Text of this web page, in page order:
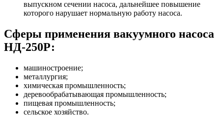
выпускном сечении насоса, дальнейшее повышение
которого нарушает нормальную работу насоса.
Сферы применения вакуумного насоса
НД-250Р:
машиностроение;
металлургия;
химическая промышленность;
деревообрабатывающая промышленность;
пищевая промышленность;
сельское хозяйство.